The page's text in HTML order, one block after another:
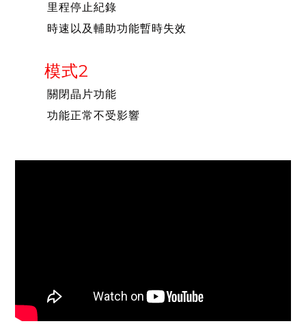
里程停止紀錄
時速以及輔助功能暫時失效
模式2
關閉晶片功能
功能正常不受影響